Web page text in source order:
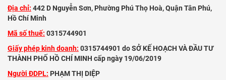
Địa chỉ: 442 D Nguyễn Sơn, Phường Phú Thọ Hoà, Quận Tân Phú,
Hồ Chí Minh
Mã số thuế: 0315744901
Giấy phép kinh doanh: 0315744901 do SỞ KẾ HOẠCH VÀ ĐẦU TƯ
THÀNH PHỐ HỒ CHÍ MINH cấp ngày 19/06/2019
Người ĐDPL: PHẠM THỊ DIỆP